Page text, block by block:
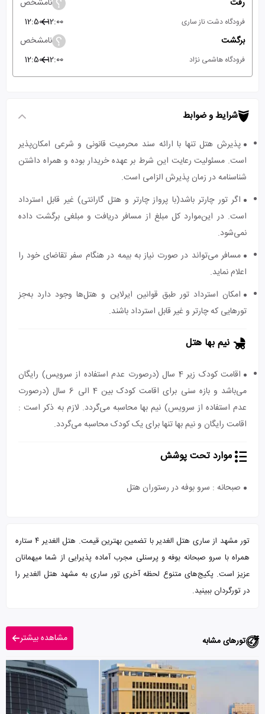
رفت نامشخص
فرودگاه دشت ناز ساری 12:00
12:50
برگشت
نامشخص
فرودگاه هاشمی نژاد 12:00
12:50
شرایط و ضوابط
پذیرش هتل تنها با ارائه سند محرمیت قانونی و شرعی امکان‌پذیر
است. مسئولیت رعایت این شرط بر عهده خریدار بوده و همراه داشتن
شناسنامه در زمان پذیرش الزامی است.
اگر تور چارتر باشد(با پرواز چارتر و هتل گارانتی) غیر قابل استرداد
است. در این‌موارد کل مبلغ از مسافر دریافت و مبلغی برگشت داده
نمی‌شود.
مسافر می‌تواند در صورت نیاز به بیمه در هنگام سفر تقاضای خود را
اعلام نماید.
امکان استرداد تور طبق قوانین ایرلاین و هتل‌ها وجود دارد به‌جز
تورهایی که چارتر و غیر قابل استرداد باشند.
نیم بها هتل
اقامت کودک زیر 4 سال (درصورت عدم استفاده از سرویس) رایگان
می‌باشد و بازه سنی برای اقامت کودک بین 4 الی 6 سال (درصورت
عدم استفاده از سرویس) نیم بها محاسبه می‌گردد. لازم به ذکر است :
اقامت رایگان و نیم بها تنها برای یک کودک محاسبه می‌گردد.
موارد تحت پوشش
صبحانه : سرو بوفه در رستوران هتل
تور مشهد از ساری هتل الغدیر با تضمین بهترین قیمت. هتل الغدیر ۴ ستاره
همراه با سرو صبحانه بوفه و پرسنلی مجرب آماده پذیرایی از شما میهمانان
عزیز است. پکیج‌های متنوع لحظه آخری تور ساری به مشهد هتل الغدیر را
در تورگردان ببینید.
تورهای مشابه مشاهده بیشتر